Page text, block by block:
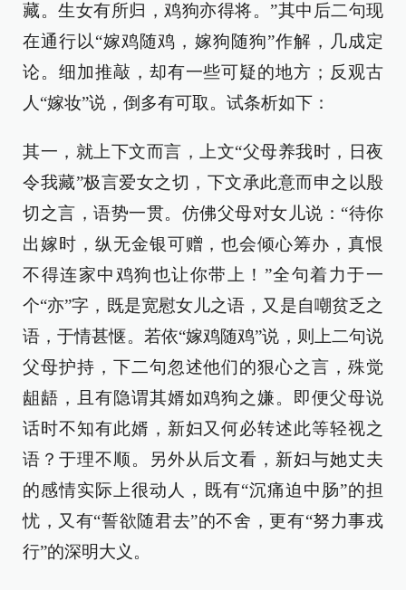
藏。生女有所归，鸡狗亦得将。”其中后二句现
在通行以“嫁鸡随鸡，嫁狗随狗”作解，几成定
论。细加推敲，却有一些可疑的地方；反观古
人“嫁妆”说，倒多有可取。试条析如下：
其一，就上下文而言，上文“父母养我时，日夜
令我藏”极言爱女之切，下文承此意而申之以殷
切之言，语势一贯。仿佛父母对女儿说：“待你
出嫁时，纵无金银可赠，也会倾心筹办，真恨
不得连家中鸡狗也让你带上！”全句着力于一
个“亦”字，既是宽慰女儿之语，又是自嘲贫乏之
语，于情甚惬。若依“嫁鸡随鸡”说，则上二句说
父母护持，下二句忽述他们的狠心之言，殊觉
龃龉，且有隐谓其婿如鸡狗之嫌。即便父母说
话时不知有此婿，新妇又何必转述此等轻视之
语？于理不顺。另外从后文看，新妇与她丈夫
的感情实际上很动人，既有“沉痛迫中肠”的担
忧，又有“誓欲随君去”的不舍，更有“努力事戎
行”的深明大义。